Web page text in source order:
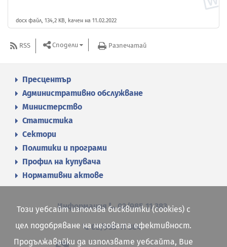
docx файл, 134,2 KB, качен на 11.02.2022
RSS Сподели Разпечатай
Пресцентър
Административно обслужване
Министерство
Статистика
Сектори
Политики и програми
Профил на купувача
Нормативни актове
Информация 02/985 11 383
02/985 11 384
Този уебсайт използва бисквитки (cookies) с
цел подобряване на неговата ефективност.
Продължавайки да използвате уебсайта, Вие